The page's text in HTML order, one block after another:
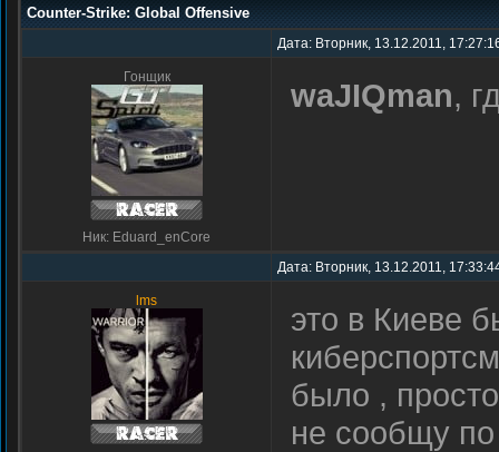
Counter-Strike: Global Offensive
Дата: Вторник, 13.12.2011,
Гонщик
Ник: Eduard_enCore
waJIQman,
Дата: Вторник, 13.12.2011,
lms
это в Киeвe
было ,
нe сообщу